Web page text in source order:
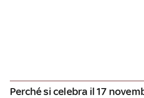
Perché si celebra il 17